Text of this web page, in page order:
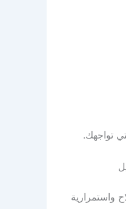
تواجهك.
واستمرارية